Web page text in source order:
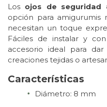
Los ojos de seguridad
opción para amigurumis
necesitan un toque
Fáciles de instalar y
accesorio ideal para
creaciones tejidas o
Características
Diámetro: 8 mm